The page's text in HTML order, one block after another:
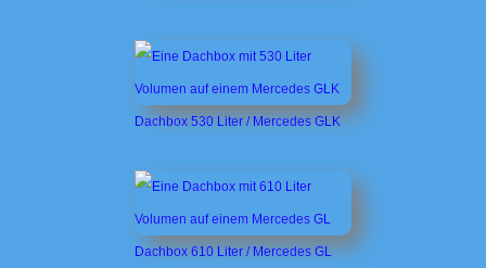
Dachbox 530 Liter / Mercedes GLK
Dachbox 610 Liter / Mercedes GL